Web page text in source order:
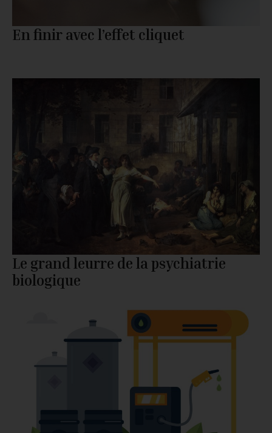
En finir avec l’effet cliquet
Le grand leurre de la psychiatrie
biologique